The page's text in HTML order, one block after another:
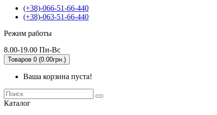
(+38)-066-51-66-440
(+38)-063-51-66-440
Режим работы
8.00-19.00 Пн-Вс
Товаров 0 (0.00грн.)
Ваша корзина пуста!
Каталог